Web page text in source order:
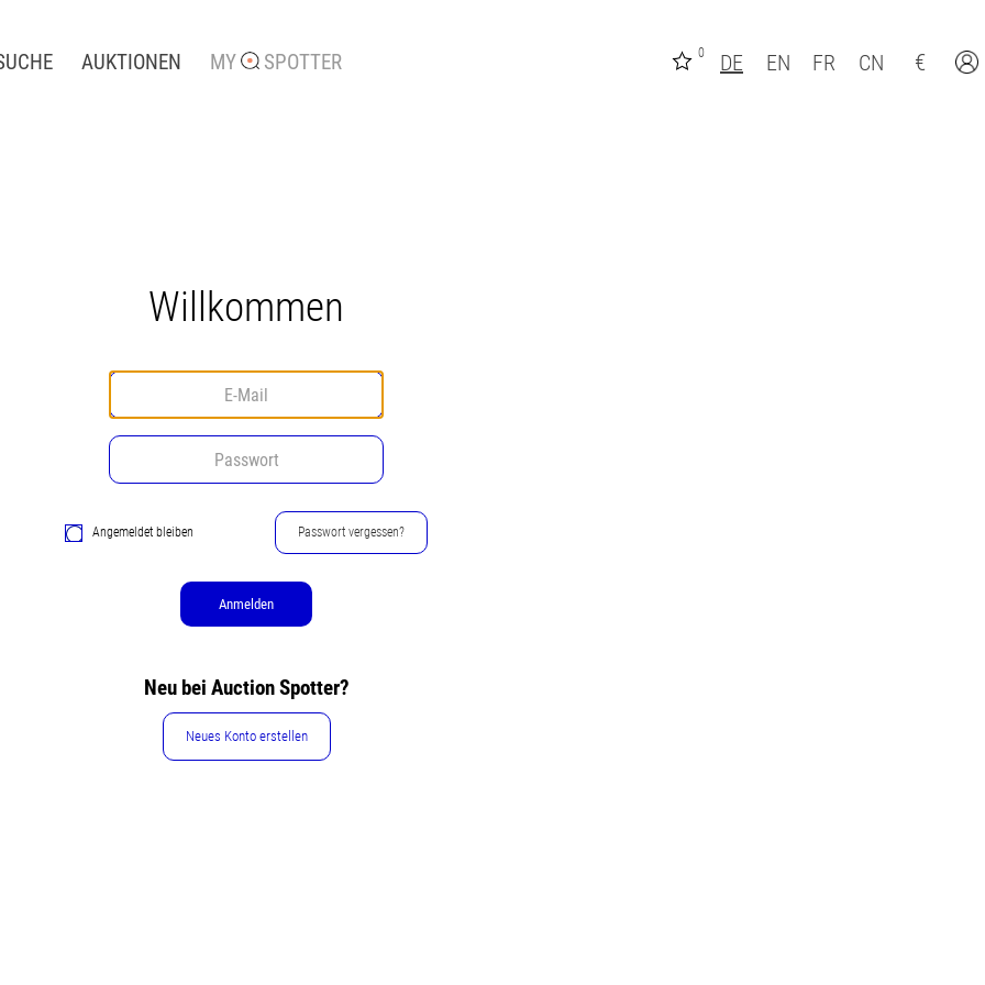
AUKTIONEN MY SPOTTER 0 DE EN FR CN €
Willkommen
Angemeldet bleiben Passwort vergessen?
Anmelden
Neu bei Auction Spotter?
Neues Konto erstellen